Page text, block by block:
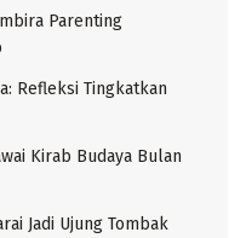
Parenting
Refleksi Tingkatkan
Kirab Budaya Bulan
Jadi Ujung Tombak